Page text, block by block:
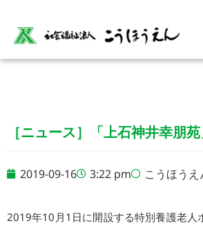
［ニュース］「上石神井幸朋
2019-09-16 3:22 pm こうほう
2019年10月1日に開設する特別養護老人